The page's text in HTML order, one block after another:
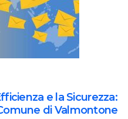
e la Sicurezza:
di Valmontone